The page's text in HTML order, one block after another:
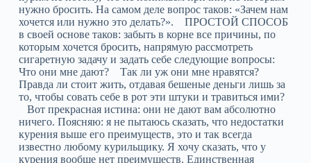
нужно бросить. На самом деле вопрос таков: «Зачем нам
хочется или нужно это делать?». ПРОСТОЙ СПОСОБ
в своей основе таков: забыть в корне все причины, по
которым хочется бросить, напрямую рассмотреть
сигаретную задачу и задать себе следующие вопросы:
Что они мне дают? Так ли уж они мне нравятся?
Правда ли стоит жить, отдавая бешеные деньги лишь за
то, чтобы совать себе в рот эти штуки и травиться ими?
Вот прекрасная истина: они не дают вам абсолютно
ничего. Поясняю: я не пытаюсь сказать, что недостатки
курения выше его преимуществ, это и так всегда
известно любому курильщику. Я хочу сказать, что у
курения вообще нет преимуществ. Единственная